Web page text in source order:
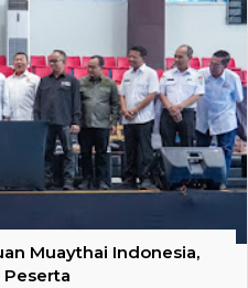
Muaythai Indonesia,
Peserta